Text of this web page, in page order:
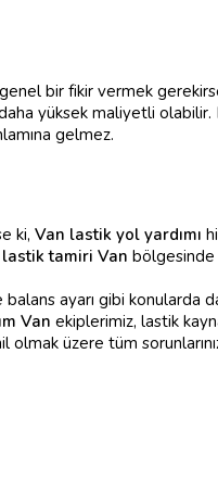
bir fikir vermek
yüksek maliyetli olabilir.
gelmez.
ki, Van lastik yol yardımı
tamiri Van
ayarı gibi konularda
Van ekiplerimiz, lastik
olmak üzere tüm